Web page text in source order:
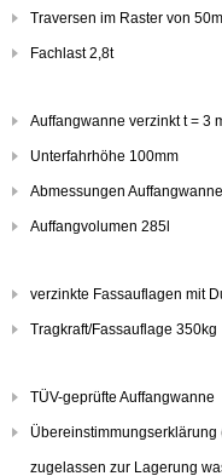
Traversen im Raster von
Fachlast 2,8t
Auffangwanne verzinkt t = 3
Unterfahrhöhe 100mm
Abmessungen
Auffangvolumen 285l
verzinkte Fassauflagen mit
Tragkraft/Fassauflage 350kg
TÜV-geprüfte Auffangwanne
Übereinstimmungserklärung
zugelassen zur Lagerung